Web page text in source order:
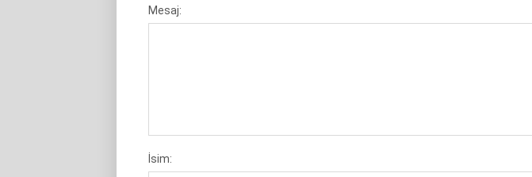
Mesaj:
İsim: